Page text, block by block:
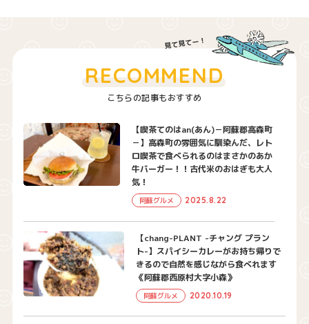
こちらの記事もおすすめ
RECOMMEND
【喫茶てのはan(あん)－阿蘇郡高森町
－】高森町の雰囲気に馴染んだ、レト
ロ喫茶で食べられるのはまさかのあか
牛バーガー！！古代米のおはぎも大人
気！
阿蘇グルメ 2025.8.22
【chang-PLANT -チャング プラン
ト-】スパイシーカレーがお持ち帰りで
きるので自然を感じながら食べれます
《阿蘇郡西原村大字小森》
阿蘇グルメ 2020.10.19